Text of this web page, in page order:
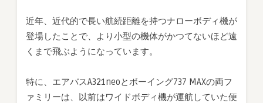
近年、近代的で長い航続距離を持つナローボディ機が
登場したことで、より小型の機体がかつてないほど遠
くまで飛ぶようになっています。
特に、エアバスA321neoとボーイング737 MAXの両フ
ァミリーは、以前はワイドボディ機が運航していた便